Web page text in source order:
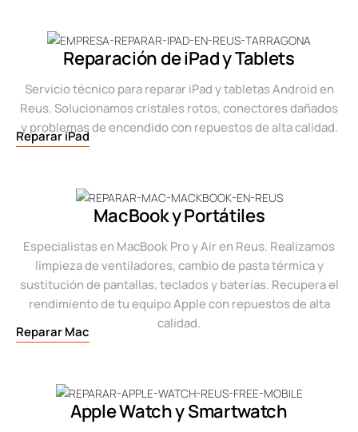
Reparación de iPad y Tablets
Servicio técnico para reparar iPad y tabletas Android en
Reus. Solucionamos cristales rotos, conectores dañados
y problemas de encendido con repuestos de alta calidad.
Reparar iPad
MacBook y Portátiles
Especialistas en MacBook Pro y Air en Reus. Realizamos
limpieza de ventiladores, cambio de pasta térmica y
sustitución de pantallas, teclados y baterías. Recupera el
rendimiento de tu equipo Apple con repuestos de alta
calidad.
Reparar Mac
Apple Watch y Smartwatch